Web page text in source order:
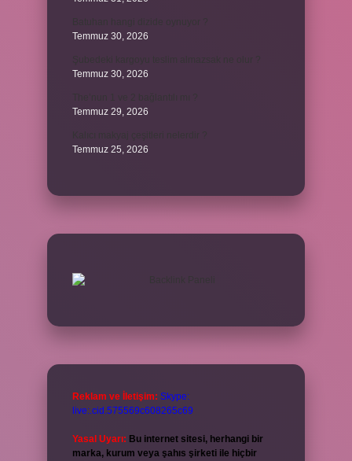
Temmuz 30, 2026
Temmuz 30, 2026
Temmuz 29, 2026
Temmuz 25, 2026
Reklam ve İletişim: Skype:
live:.cid.575569c608265c69
Yasal Uyarı: Bu internet sitesi, herhangi bir
marka, kurum veya şahıs şirketi ile hiçbir